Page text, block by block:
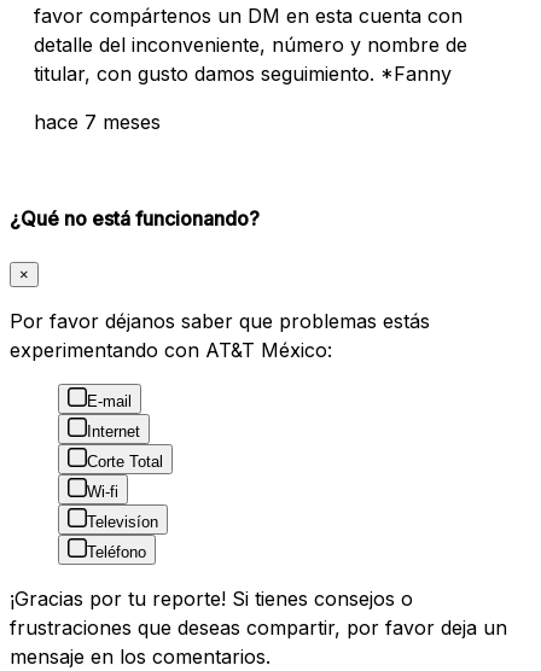
favor compártenos un DM en esta cuenta con
detalle del inconveniente, número y nombre de
titular, con gusto damos seguimiento. *Fanny
hace 7 meses
¿Qué no está funcionando?
×
Por favor déjanos saber que problemas estás
experimentando con AT&T México:
E-mail
Internet
Corte Total
Wi-fi
Televisíon
Teléfono
¡Gracias por tu reporte! Si tienes consejos o
frustraciones que deseas compartir, por favor deja un
mensaje en los comentarios.